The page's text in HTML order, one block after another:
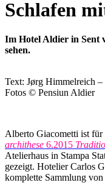
Schlafen
Im Hotel Aldier in Sent
sehen.
Text: Jørg Himmelreich –
Fotos © Pensiun Aldier
Alberto Giacometti ist für
archithese 6.2015
Atelierhaus in Stampa
gezeigt. Hotelier Carlos
komplette Sammlung